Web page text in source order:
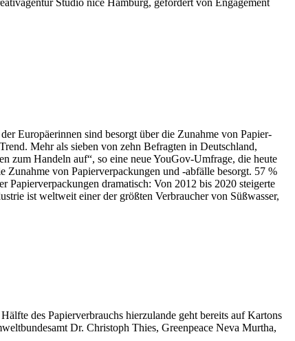
Studio nice Hamburg, gefördert von Engagement
Europäerinnen sind besorgt über die Zunahme von Papier-
Mehr als sieben von zehn Befragten in Deutschland,
zum Handeln auf“, so eine neue YouGov-Umfrage, die heute
von Papierverpackungen und -abfälle besorgt. 57 %
dramatisch: Von 2012 bis 2020 steigerte
ist weltweit einer der größten Verbraucher von Süßwasser,
des Papierverbrauchs hierzulande geht bereits auf Kartons
Dr. Christoph Thies, Greenpeace Neva Murtha,